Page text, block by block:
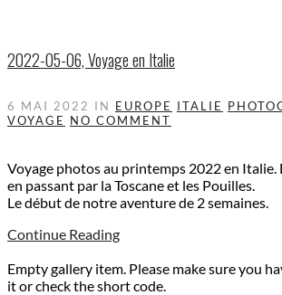
2022-05-06, Voyage en Italie
6 MAI 2022 IN EUROPE ITALIE
VOYAGE NO COMMENT
Voyage photos au printemps 2022 en Italie.
en passant par la Toscane et les Pouilles.
Le début de notre aventure de 2 semaines.
Continue Reading
Empty gallery item. Please make sure you
it or check the short code.